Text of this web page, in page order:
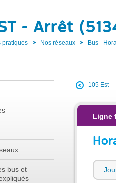
- Arrêt
pratiques Nos réseaux Bus -
bus et
105 Est
Ligne